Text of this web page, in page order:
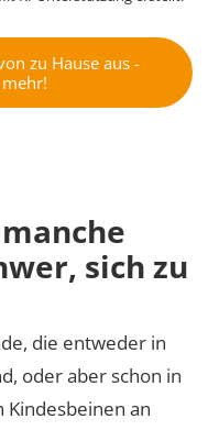
you consent to
third party.
zu Hause aus -
sich zu
die entweder in
oder aber schon in
Kindesbeinen an